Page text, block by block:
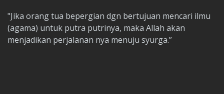
"Jika orang tua bepergian dgn bertujuan mencari ilmu
(agama) untuk putra putrinya, maka Allah akan
menjadikan perjalanan nya menuju syurga.”